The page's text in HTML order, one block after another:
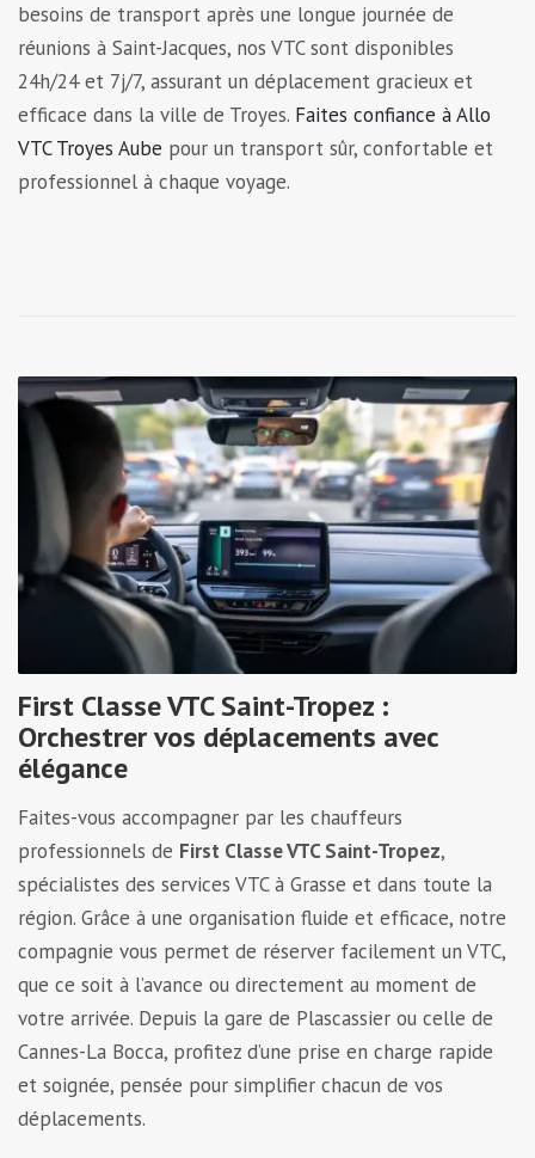
besoins de transport après une longue journée de
réunions à Saint-Jacques, nos VTC sont disponibles
24h/24 et 7j/7, assurant un déplacement gracieux et
efficace dans la ville de Troyes. Faites confiance à Allo
VTC Troyes Aube pour un transport sûr, confortable et
professionnel à chaque voyage.
First Classe VTC Saint-Tropez :
Orchestrer vos déplacements avec
élégance
Faites-vous accompagner par les chauffeurs
professionnels de First Classe VTC Saint-Tropez,
spécialistes des services VTC à Grasse et dans toute la
région. Grâce à une organisation fluide et efficace, notre
compagnie vous permet de réserver facilement un VTC,
que ce soit à l’avance ou directement au moment de
votre arrivée. Depuis la gare de Plascassier ou celle de
Cannes-La Bocca, profitez d’une prise en charge rapide
et soignée, pensée pour simplifier chacun de vos
déplacements.